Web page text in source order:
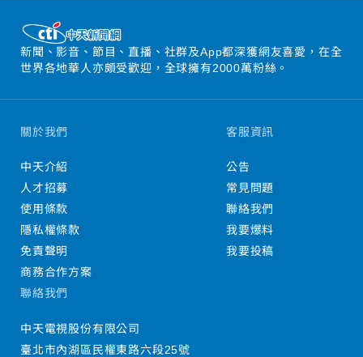
新聞、影音、節目、直播、社群及App都深獲網友喜愛，在全
世界各地華人亦頗受歡迎，全球擁有2000萬粉絲。
關於我們
中天介紹
人才招募
使用條款
隱私權條款
免責聲明
商務合作方案
客服資訊
公告
常見問題
聯絡我們
我要爆料
我要投稿
聯絡我們
中天電視股份有限公司
臺北市內湖區民權東路六段25號